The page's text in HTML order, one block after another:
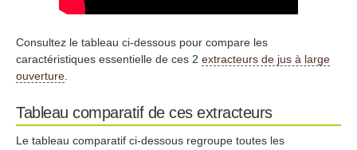
Consultez le tableau ci-dessous pour compare les
caractéristiques essentielle de ces 2 extracteurs de jus à large
ouverture.
Tableau comparatif de ces extracteurs
Le tableau comparatif ci-dessous regroupe toutes les